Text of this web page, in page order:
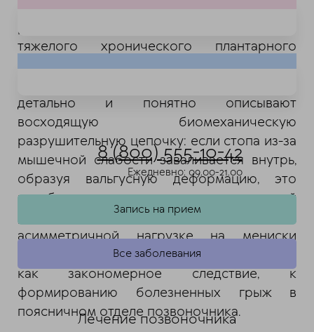
развитие мучительных пяточных шпор и
тяжелого хронического плантарного
фасциита, который делает каждый
детально и понятно описывают
восходящую биомеханическую
разрушительную цепочку: если стопа из-за
мышечной слабости заваливается внутрь,
образуя вальгусную деформацию, это
неизбежно ведет к патологической
ротации костей голени, неправильной,
асимметричной нагрузке на мениски
коленного сустава, перекосу костей таза и,
как закономерное следствие, к
формированию болезненных грыж в
поясничном отделе позвоночника.
8 (800) 555-10-42
Ежедневно: 09.00-21.00
Запись на прием
Все заболевания
Лечение позвоночника